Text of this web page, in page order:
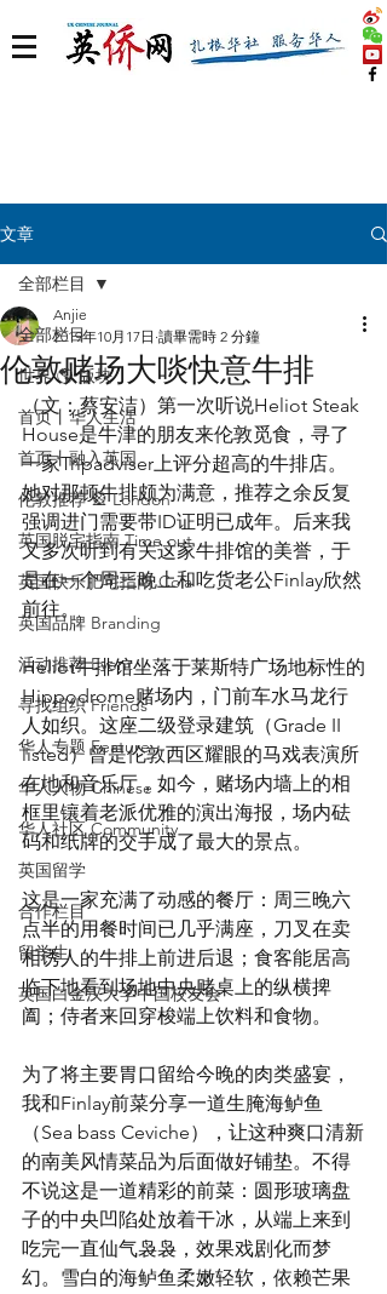
文章
全部栏目
世界 🌎 版块
首页丨华人生活
首页丨融入英国
伦敦推荐 🎡 London
英国脱宅指南 Time out
英国快乐肥宅指南 Cola
英国品牌 Branding
活动推荐 Event
寻找组织 Friends
华人专题 Feature
华人人物 Chinese
华人社区 Community
英国留学
合作栏目
留学生
英国白金汉大学中国校友会
全部栏目
伦敦赌场大啖快意牛排
Anjie
2019年10月17日 讀畢需時 2 分鐘
（文：蔡安洁）第一次听说Heliot Steak
House是牛津的朋友来伦敦觅食，寻了
一家Tripadviser上评分超高的牛排店。
她对那顿牛排颇为满意，推荐之余反复
强调进门需要带ID证明已成年。后来我
又多次听到有关这家牛排馆的美誉，于
是在一个周三晚上和吃货老公Finlay欣然
前往。
Heliot牛排馆坐落于莱斯特广场地标性的
Hippodrome赌场内，门前车水马龙行
人如织。这座二级登录建筑（‎Grade II
listed）曾是伦敦西区耀眼的马戏表演所
在地和音乐厅，如今，赌场内墙上的相
框里镶着老派优雅的演出海报，场内砝
码和纸牌的交手成了最大的景点。
这是一家充满了动感的餐厅：周三晚六
点半的用餐时间已几乎满座，刀叉在卖
相诱人的牛排上前进后退；食客能居高
临下地看到场地中央赌桌上的纵横捭
阖；侍者来回穿梭端上饮料和食物。
为了将主要胃口留给今晚的肉类盛宴，
我和Finlay前菜分享一道生腌海鲈鱼
（Sea bass Ceviche），让这种爽口清新
的南美风情菜品为后面做好铺垫。不得
不说这是一道精彩的前菜：圆形玻璃盘
子的中央凹陷处放着干冰，从端上来到
吃完一直仙气袅袅，效果戏剧化而梦
幻。雪白的海鲈鱼柔嫩轻软，依赖芒果